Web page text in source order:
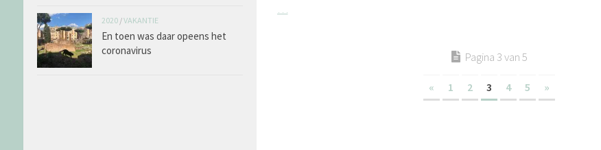
…
Pagina 3 van 5
« 1 2 3 4 5 »
2020/VAKANTIE
En toen was daar opeens het
coronavirus